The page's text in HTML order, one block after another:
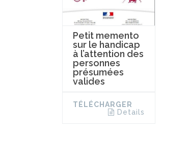
Petit memento
sur le handicap
à l’attention des
personnes
présumées
valides
TÉLÉCHARGER
Details